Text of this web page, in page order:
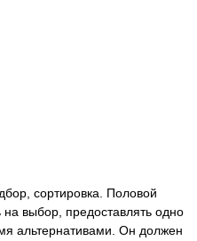
сортировка. Половой
выбор, предоставлять одно
альтернативами. Он должен